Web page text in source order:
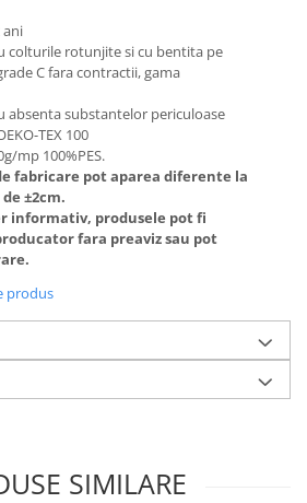
ani
colturile rotunjite si cu bentita pe
C fara contractii, gama
absenta substantelor periculoase
TEX 100
mp 100%PES.
fabricare pot aparea diferente la
±2cm.
informativ, produsele pot fi
fara preaviz sau pot
produs
SIMILARE